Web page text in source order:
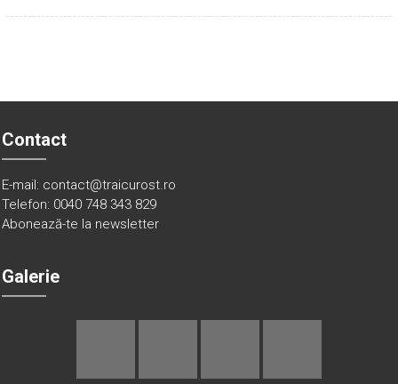
Contact
E-mail: contact@traicurost.ro
Telefon: 0040 748 343 829
Abonează-te la newsletter
Galerie